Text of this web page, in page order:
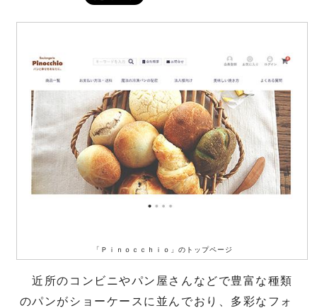
「Ｐｉｎｏｃｃｈｉｏ」のトップページ
近所のコンビニやパン屋さんなどで豊富な種類
のパンがショーケースに並んでおり、多彩なフォ